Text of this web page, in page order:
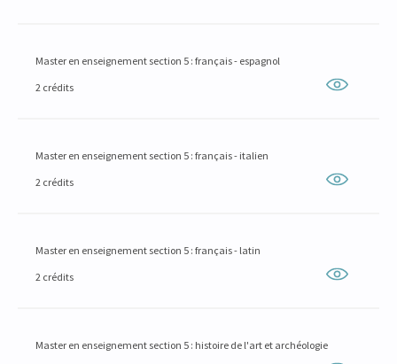
Master en enseignement section 5 : français - espagnol
2 crédits
Master en enseignement section 5 : français - italien
2 crédits
Master en enseignement section 5 : français - latin
2 crédits
Master en enseignement section 5 : histoire de l'art et archéologie